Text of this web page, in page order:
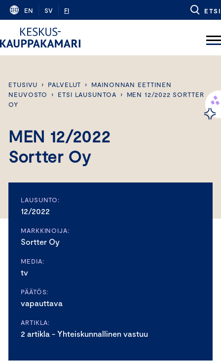
Skip
content
EN SV FI ETSI
ETUSIVU › PALVELUT ›
MAINONNAN EETTINEN
NEUVOSTO
› ETSI LAUSUNTOA ›
MEN 12/2022 SORTTER
OY
MEN 12/2022
Sortter Oy
LAUSUNTO:
12/2022
MARKKINOIJA:
Sortter Oy
MEDIA:
tv
PÄÄTÖS:
vapauttava
ARTIKLA:
2 artikla - Yhteiskunnallinen vastuu